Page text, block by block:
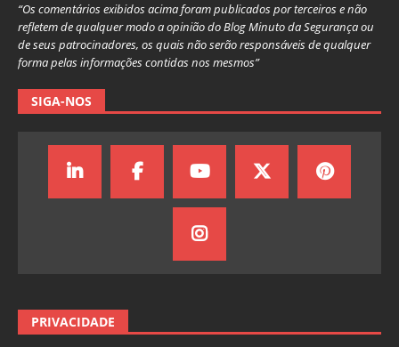
“Os comentários exibidos acima foram publicados por terceiros e não
refletem de qualquer modo a opinião do Blog Minuto da Segurança ou
de seus patrocinadores, os quais não serão responsáveis de qualquer
forma pelas informações contidas nos mesmos”
SIGA-NOS
PRIVACIDADE